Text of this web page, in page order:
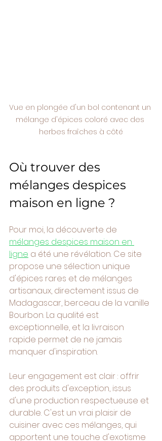
Vue en plongée d'un bol contenant un
mélange d'épices coloré avec des
herbes fraîches à côté
Où trouver des
mélanges despices
maison en ligne ?
Pour moi, la découverte de
mélanges despices maison en
ligne a été une révélation. Ce site
propose une sélection unique
d'épices rares et de mélanges
artisanaux, directement issus de
Madagascar, berceau de la vanille
Bourbon. La qualité est
exceptionnelle, et la livraison
rapide permet de ne jamais
manquer d'inspiration.
Leur engagement est clair : offrir
des produits d'exception, issus
d'une production respectueuse et
durable. C'est un vrai plaisir de
cuisiner avec ces mélanges, qui
apportent une touche d'exotisme